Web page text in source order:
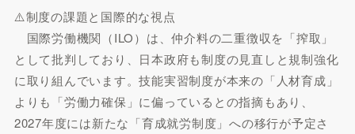
⚠️制度の課題と国際的な視点
国際労働機関（ILO）は、仲介料の二重徴収を「搾取」
として批判しており、日本政府も制度の見直しと規制強化
に取り組んでいます。技能実習制度が本来の「人材育成」
よりも「労働力確保」に偏っているとの指摘もあり、
2027年度には新たな「育成就労制度」への移行が予定さ